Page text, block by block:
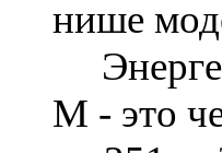
нише
M - это